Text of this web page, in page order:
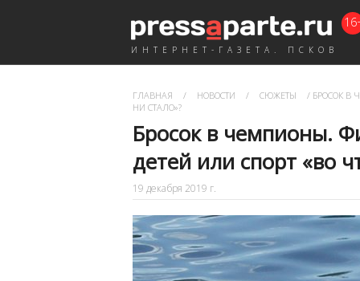
ИНТЕРНЕТ-ГАЗЕТА. ПСКОВ
ГЛАВНАЯ / НОВОСТИ / СЮЖЕТЫ / БРОСОК В
НИ СТАЛО»?
Бросок в чемпионы.
детей или спорт «во
19 декабря 2019 г.